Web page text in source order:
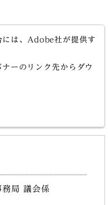
には、Adobe社が提供す
ーのリンク先からダウ
局 議会係